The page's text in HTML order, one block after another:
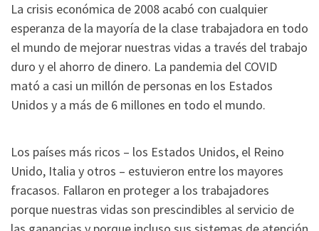
La crisis económica de 2008 acabó con cualquier
esperanza de la mayoría de la clase trabajadora en todo
el mundo de mejorar nuestras vidas a través del trabajo
duro y el ahorro de dinero. La pandemia del COVID
mató a casi un millón de personas en los Estados
Unidos y a más de 6 millones en todo el mundo.
Los países más ricos – los Estados Unidos, el Reino
Unido, Italia y otros – estuvieron entre los mayores
fracasos. Fallaron en proteger a los trabajadores
porque nuestras vidas son prescindibles al servicio de